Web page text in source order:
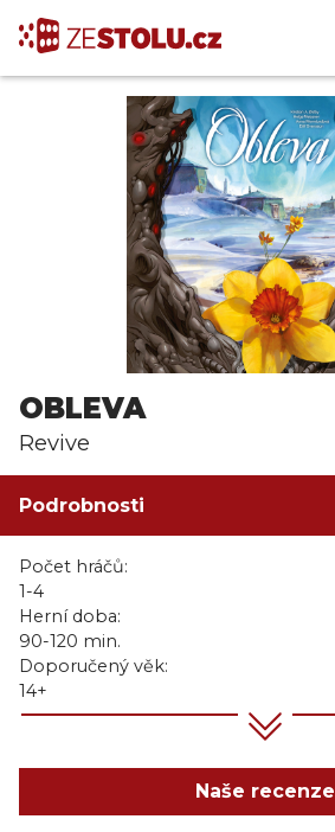
OBLEVA
Revive
Podrobnosti
Počet hráčů:
1-4
Herní doba:
90-120 min.
Doporučený věk:
14+
Naše recenze